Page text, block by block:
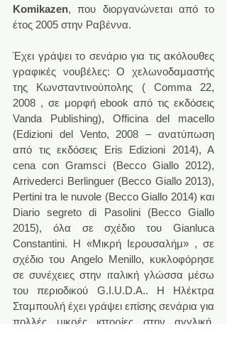
Komikazen, που διοργανώνεται από το
έτος 2005 στην Ραβέννα.
Έχει γράψει το σενάριο για τις ακόλουθες
γραφικές νουβέλες: Ο χελωνοδαμαστής
της Κωνσταντινούπολης ( Comma 22,
2008 , σε μορφή ebook από τις εκδόσεις
Vanda Publishing), Officina del macello
(Edizioni del Vento, 2008 – ανατύπωση
από τις εκδόσεις Eris Edizioni 2014), A
cena con Gramsci (Becco Giallo 2012),
Arrivederci Berlinguer (Becco Giallo 2013),
Pertini tra le nuvole (Becco Giallo 2014) και
Diario segreto di Pasolini (Becco Giallo
2015), όλα σε σχέδιο του Gianluca
Constantini. H «Mικρή Ιερουσαλήμ» , σε
σχέδιο του Angelo Menillo, κυκλοφόρησε
σε συνέχειες στην ιταλική γλώσσα μέσω
του περιοδικού G.I.U.D.A.. H Ηλέκτρα
Σταμπουλή έχει γράψει επίσης σενάρια για
πολλές μικρές ιστορίες στην αγγλική,